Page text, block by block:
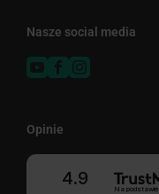
Nasze social media
Opinie
4.9
Na podstawie